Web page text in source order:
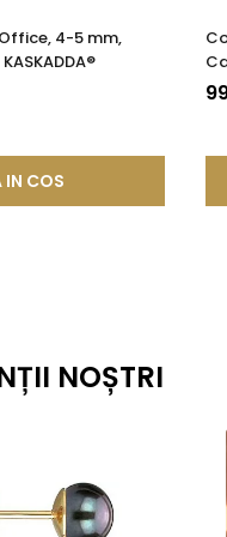
de cultură, de apă
și aur galben 14K (aur
mm
4-5 mm,
COS
NOȘTRI